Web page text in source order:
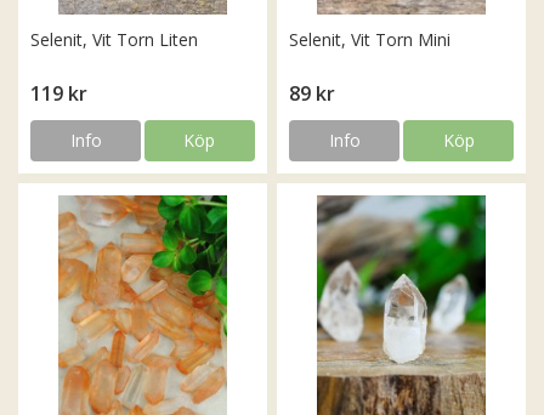
Selenit, Vit Torn Liten
119 kr
Info Köp
Selenit, Vit Torn Mini
89 kr
Info Köp